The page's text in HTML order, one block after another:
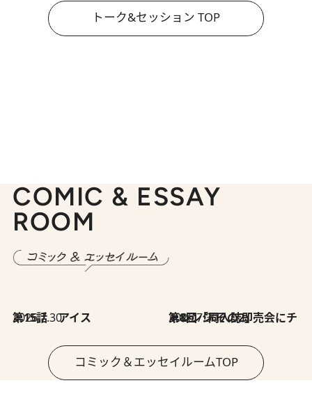
トーク&セッション TOP
COMIC & ESSAY
ROOM
2026.7.30
第15話 アイス 2026.7.30
第8回「同人誌即売会にチャレンジ その2」
コミック＆エッセイルームTOP